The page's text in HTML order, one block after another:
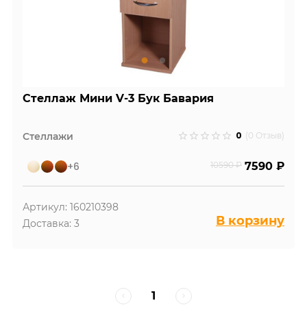
Стеллаж Мини V-3 Бук Бавария
Стеллажи 0 (0 Отзыв)
+6 10590 ₽ 7590 ₽
Артикул: 160210398
Доставка: 3
В корзину
1